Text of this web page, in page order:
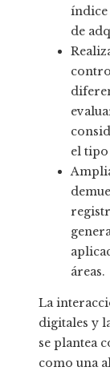
índice
de
el
áreas.
La
digitales y
se plantea
como una